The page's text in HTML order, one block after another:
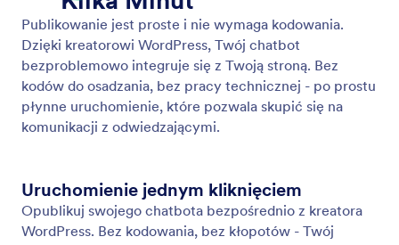
Agent Style